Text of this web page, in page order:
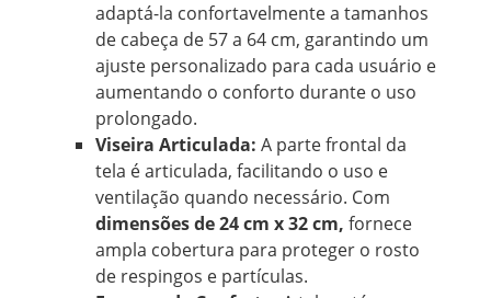
adaptá-la confortavelmente a tamanhos
de cabeça de 57 a 64 cm, garantindo um
ajuste personalizado para cada usuário e
aumentando o conforto durante o uso
prolongado.
Viseira Articulada: A parte frontal da
tela é articulada, facilitando o uso e
ventilação quando necessário. Com
dimensões de 24 cm x 32 cm, fornece
ampla cobertura para proteger o rosto
de respingos e partículas.